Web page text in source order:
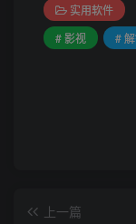
实用软件
# 影视
#
上一篇